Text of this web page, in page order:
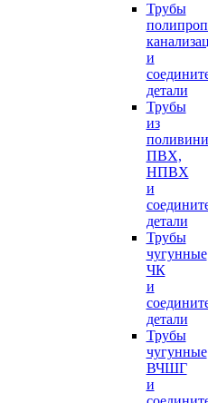
Трубы
и
детали
Трубы
из
ПВХ,
НПВХ
и
детали
Трубы
чугунные
ЧК
и
детали
Трубы
чугунные
ВЧШГ
и